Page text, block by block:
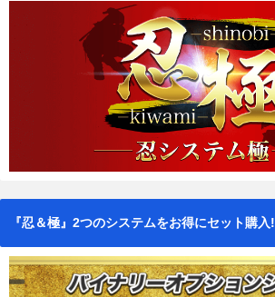
『忍＆極』2つのシステムをお得にセット購入!